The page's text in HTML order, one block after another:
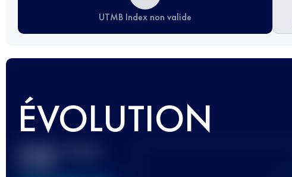
UTMB Index non valide
ÉVOLUTION
Meilleur Score